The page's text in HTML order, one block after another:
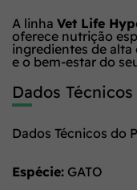
A linha Vet Life
oferece nutrição
ingredientes de
e o bem-estar do
Dados Técnicos
Dados Técnicos do
Espécie: GATO